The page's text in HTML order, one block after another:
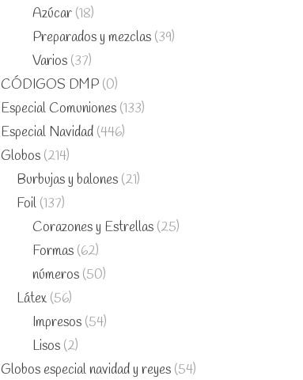
Azúcar (18)
Preparados y mezclas (39)
Varios (37)
CÓDIGOS DMP (0)
Especial Comuniones (133)
Especial Navidad (446)
Globos (214)
Burbujas y balones (21)
Foil (137)
Corazones y Estrellas (25)
Formas (62)
números (50)
Látex (56)
Impresos (54)
Lisos (2)
Globos especial navidad y reyes (54)